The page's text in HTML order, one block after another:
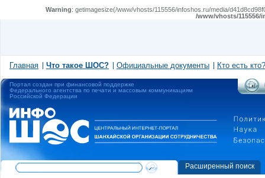
Warning: getimagesize(/www/vhosts/115556/infoshos.ru/media/
/www/vhosts/
Главная Что такое ШОС? Официальные документы Кто есть кто?
Портал создан при финансовой поддержке
Федерального агентства по печати и массовым коммуникациям
Российской Федерации
Расширенный поиск